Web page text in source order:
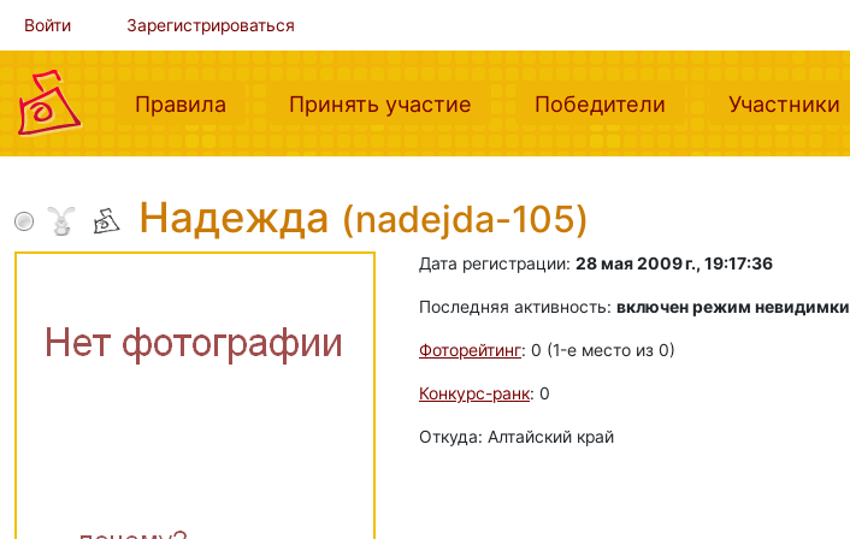
Войти Зарегистрироваться
Правила (current)Принять участие (current)Победители (current)Участники
Надежда (nadejda-105)
Дата регистрации: 28 мая 2009 г., 19:17:36
Последняя активность: включен режим невидимки
Фоторейтинг: 0 (1-e место из 0)
Конкурс-ранк: 0
Откуда: Алтайский край